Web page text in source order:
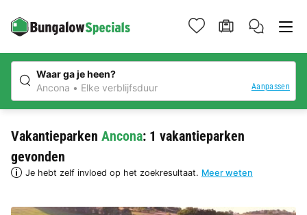
Waar ga je heen?
Ancona
Elke verblijfsduur Aanpassen
Vakantieparken Ancona: 1 vakantieparken
gevonden
Je hebt zelf invloed op het zoekresultaat. Meer weten